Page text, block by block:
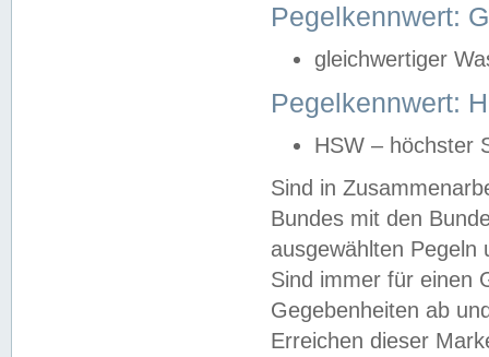
Pegelkennwert:
gleichwertiger
Pegelkennwert:
HSW – höchster
Sind in
Bundes mit den
ausgewählten
Sind immer für einen
Gegebenheiten ab
Erreichen dieser